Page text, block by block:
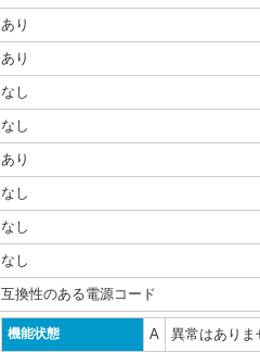
あり
あり
なし
なし
あり
なし
なし
なし
互換性のある電源コード
機能状態 A 異常はありま